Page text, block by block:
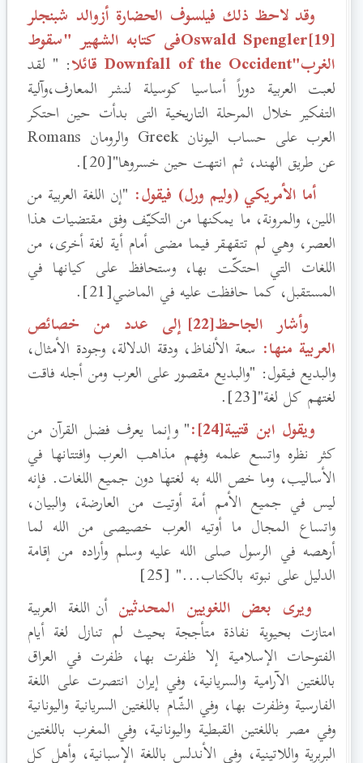
وقد لاحظ ذلك فيلسوف الحضارة أزوالد شبنجلر
[19]Oswald Spenglerفى كتابه الشهير "سقوط
الغرب"Downfall of the Occident
قائلا: " لقد
لعبت العربية دوراً أساسيا كوسيلة لنشر المعارف،وآلية
التفكير خلال المرحلة التاريخية التى بدأت حين احتكر
العرب على حساب اليونان Greek
والرومان Romans
عن طريق الهند، ثم انتهت حين خسروها"[20].
أما الأمريكي (وليم ورل) فيقول: "إن اللغة العربية من
اللين، والمرونة، ما يمكنها من التكيّف وفق مقتضيات هذا
العصر، وهي لم تتقهقر فيما مضى أمام أية لغة أخرى، من
اللغات التي احتكّت بها، وستحافظ على كيانها في
المستقبل، كما حافظت عليه في الماضي[21].
وأشار الجاحظ[22] إلى عدد من خصائص
العربية منها: سعة الألفاظ، ودقة الدلالة، وجودة الأمثال،
والبديع فيقول: "والبديع مقصور على العرب ومن أجله فاقت
لغتهم كل لغة"[23].
ويقول ابن قتيبة[24]:
" وإنما يعرف فضل القرآن من
كثر نظره واتسع علمه وفهم مذاهب العرب وافتتانها في
الأساليب، وما خص الله به لغتها دون جميع اللغات. فإنه
ليس في جميع الأمم أمة أوتيت من العارضة، والبيان،
واتساع المجال ما أوتيه العرب خصيصى من الله لما
أرهصه في الرسول صلى الله عليه وسلم وأراده من إقامة
الدليل على نبوته بالكتاب..." [25]
ويرى بعض اللغويين المحدثين أن اللغة العربية
امتازت بحيوية نفاذة متأججة بحيث لم تنازل لغة أيام
الفتوحات الإسلامية إلا ظفرت بها، ظفرت في العراق
باللغتين الآرامية والسريانية، وفي إيران انتصرت على اللغة
الفارسية وظفرت بها، وفي الشّام باللغتين السريانية واليونانية
وفي مصر باللغتين القبطية واليونانية، وفي المغرب باللغتين
البربرية واللاتينية، وفي الأندلس باللغة الإسبانية، وأهل كل